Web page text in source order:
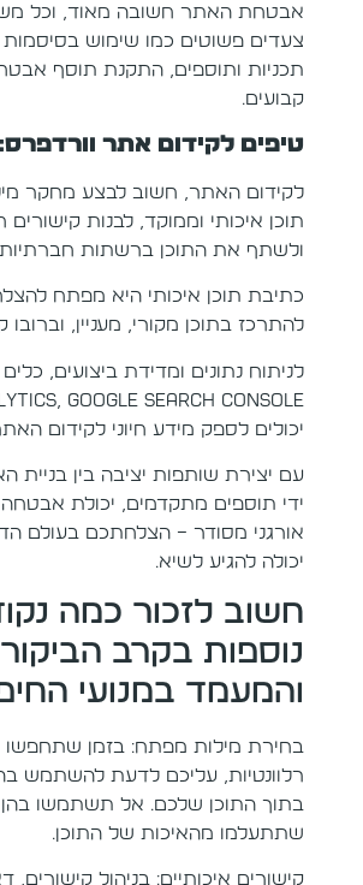
אבטחת האתר חשובה מאוד, וכל
צעדים פשוטים כמו שימוש בסיסמות
תכניות ותוספים, התקנת תוסף אבטחה
קבועים.
טיפים לקידום אתר וורדפרס:
לקידום האתר, חשוב לבצע מחקר
תוכן איכותי וממוקד, לבנות קישורים
ולשתף את התוכן ברשתות חברתיות.
כתיבת תוכן איכותי היא מפתח
להתרכז בתוכן מקורי, מעניין, וברובו
יכולים לספק מידע חיוני לקידום
עם יצירת שותפות יציבה בין בניית
ידי תוספים מתקדמים, יכולת אבטחה
אורגני מסודר – הצלחתכם בעולם
יכולה להגיע לשיא.
חשוב לזכור כמה
נוספות בקרב
והמעמד במנועי
בחירת מילות מפתח: בזמן שתחפשו
רלוונטיות, עליכם לדעת להשתמש
בתוך התוכן שלכם. אל תשתמשו בהן
שתתעלמו מהאיכות של התוכן.
קישורים איכותיים: בניהול קישורים,